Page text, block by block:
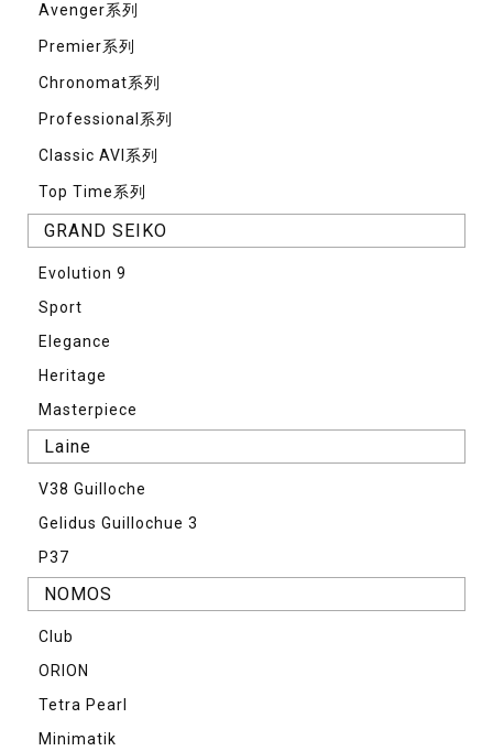
Avenger系列
Premier系列
Chronomat系列
Professional系列
Classic AVI系列
Top Time系列
GRAND SEIKO
Evolution 9
Sport
Elegance
Heritage
Masterpiece
Laine
V38 Guilloche
Gelidus Guillochue 3
P37
NOMOS
Club
ORION
Tetra Pearl
Minimatik